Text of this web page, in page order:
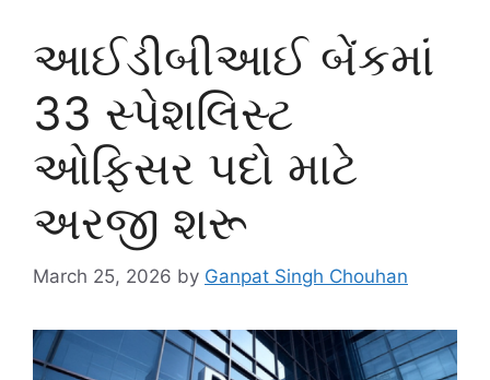
આઈડીબીઆઈ બેંકમાં
33 સ્પેશલિસ્ટ
ઓફિસર પદો માટે
અરજી શરૂ
March 25, 2026 by Ganpat Singh Chouhan